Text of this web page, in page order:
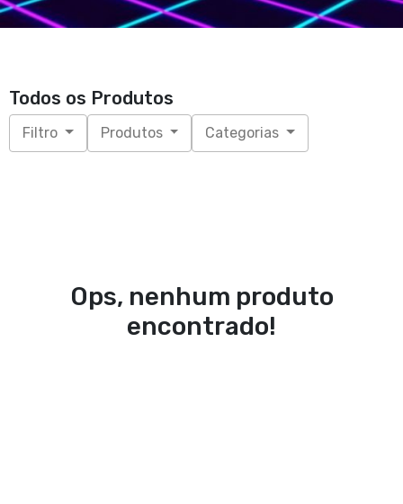
Todos os Produtos
Filtro Produtos Categorias
Ops, nenhum produto
encontrado!